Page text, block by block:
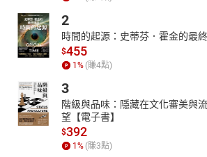
顯易懂的方式，教你按照特定的比例，不用
步步調出絕不會出錯又令人驚豔的色彩，即
有獨門技巧。
除了以擠花做為蛋糕裝飾、組合之外，
飾技法也甚有研究。她不藏私地公開從抹面
運用在真花結合蛋糕、2D玫瑰擠花、巧克力
蛋糕等，也能夠延伸應用在其它甜點或蛋糕
或蛋糕設計師的最佳學習參考書。
2
時間的起源：史蒂芬．霍金的最
$455
1 % (賺4點)
3
階級與品味：隱藏在文化審美與
望【電子書】
$392
1 % (賺3點)